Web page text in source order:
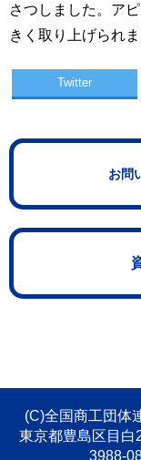
さつしました。ア
きく取り上げられま
Twitter
お問
(C)全国商工団
東京都豊島区目
3988-